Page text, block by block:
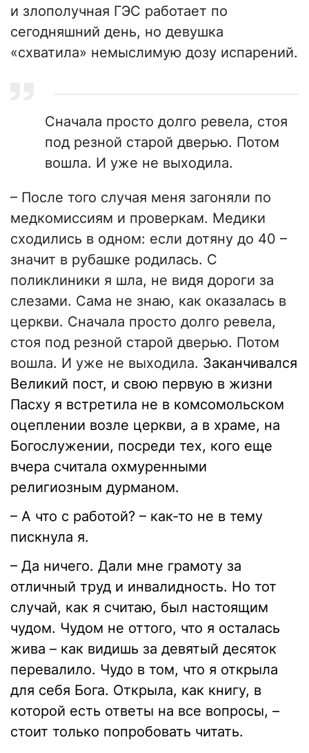
и злополучная ГЭС работает по
сегодняшний день, но девушка
«схватила» немыслимую дозу испарений.
Сначала просто долго ревела, стоя
под резной старой дверью. Потом
вошла. И уже не выходила.
– После того случая меня загоняли по
медкомиссиям и проверкам. Медики
сходились в одном: если дотяну до 40 –
значит в рубашке родилась. С
поликлиники я шла, не видя дороги за
слезами. Сама не знаю, как оказалась в
церкви. Сначала просто долго ревела,
стоя под резной старой дверью. Потом
вошла. И уже не выходила. Заканчивался
Великий пост, и свою первую в жизни
Пасху я встретила не в комсомольском
оцеплении возле церкви, а в храме, на
Богослужении, посреди тех, кого еще
вчера считала охмуренными
религиозным дурманом.
– А что с работой? – как-то не в тему
пискнула я.
– Да ничего. Дали мне грамоту за
отличный труд и инвалидность. Но тот
случай, как я считаю, был настоящим
чудом. Чудом не оттого, что я осталась
жива – как видишь за девятый десяток
перевалило. Чудо в том, что я открыла
для себя Бога. Открыла, как книгу, в
которой есть ответы на все вопросы, –
стоит только попробовать читать.